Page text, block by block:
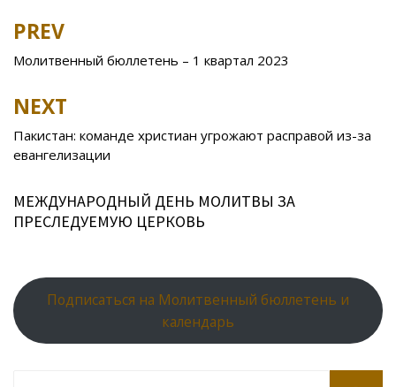
b
o
o
k
kl
as
ni
u
r
al
st u
Post
navigation
PREV
Молитвенный бюллетень – 1 квартал 2023
NEXT
Пакистан: команде христиан угрожают расправой из-за
евангелизации
МЕЖДУНАРОДНЫЙ ДЕНЬ МОЛИТВЫ ЗА
ПРЕСЛЕДУЕМУЮ ЦЕРКОВЬ
Подписаться на Молитвенный бюллетень и
календарь